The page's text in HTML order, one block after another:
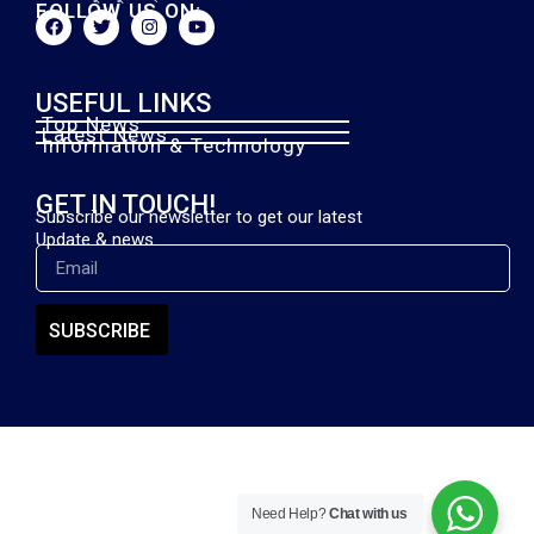
FOLLOW US ON:
USEFUL LINKS
Top News
Latest News
Information & Technology
GET IN TOUCH!
Subscribe our newsletter to get our latest
Update & news.
SUBSCRIBE
Need Help?Chat with us